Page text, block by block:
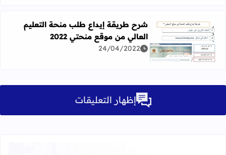
اقرأ المزيد عن شرح طريقة إيداع طلب منحة التعليم العالي من
شرح طريقة إيداع طلب منحة التعليم
العالي من موقع منحتي 2022
24/04/2022
إظهار التعليقات